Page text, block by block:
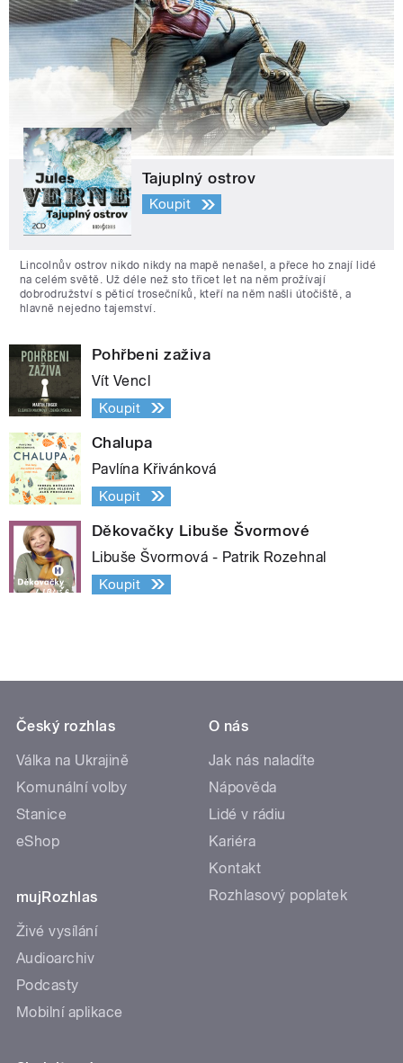
Tajuplný ostrov
Koupit
Lincolnův ostrov nikdo nikdy na mapě nenašel, a přece ho znají lidé
na celém světě. Už déle než sto třicet let na něm prožívají
dobrodružství s pěticí trosečníků, kteří na něm našli útočiště, a
hlavně nejedno tajemství.
Pohřbeni zaživa
Vít Vencl
Koupit
Chalupa
Pavlína Křivánková
Koupit
Děkovačky Libuše Švormové
Libuše Švormová - Patrik Rozehnal
Koupit
Český rozhlas
Válka na Ukrajině
Komunální volby
Stanice
eShop
mujRozhlas
Živé vysílání
Audioarchiv
Podcasty
Mobilní aplikace
O nás
Jak nás naladíte
Nápověda
Lidé v rádiu
Kariéra
Kontakt
Rozhlasový poplatek